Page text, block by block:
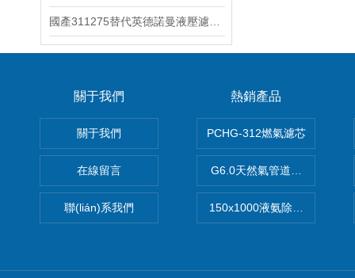
關于我們
關于我們
在線留言
聯(lián)系我們
熱銷產品
PCHG-312燃氣濾芯
G6.0天然氣管道濾芯
150x1000液氨除油濾芯